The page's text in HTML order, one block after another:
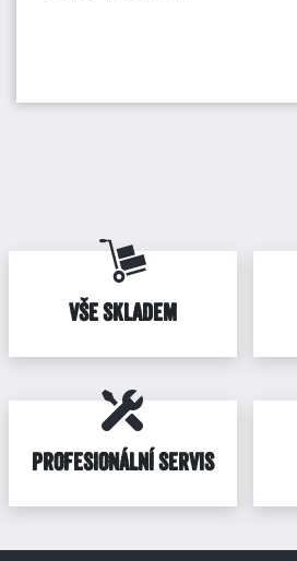
VŠE SKLADEM
PROFESIONÁLNÍ SERVIS